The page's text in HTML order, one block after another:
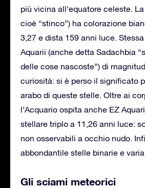
più vicina all’equatore celeste.
cioè “stinco”) ha colorazione
3,27 e dista 159 anni luce.
Aquarii (anche detta Sadachbia
delle cose nascoste”) di
curiosità: si è perso il significato
arabo di queste stelle. Oltre ai
l’Acquario ospita anche EZ
stellare triplo a 11,26 anni luce:
non osservabili a occhio nudo.
abbondantile stelle binarie e
Gli sciami meteorici